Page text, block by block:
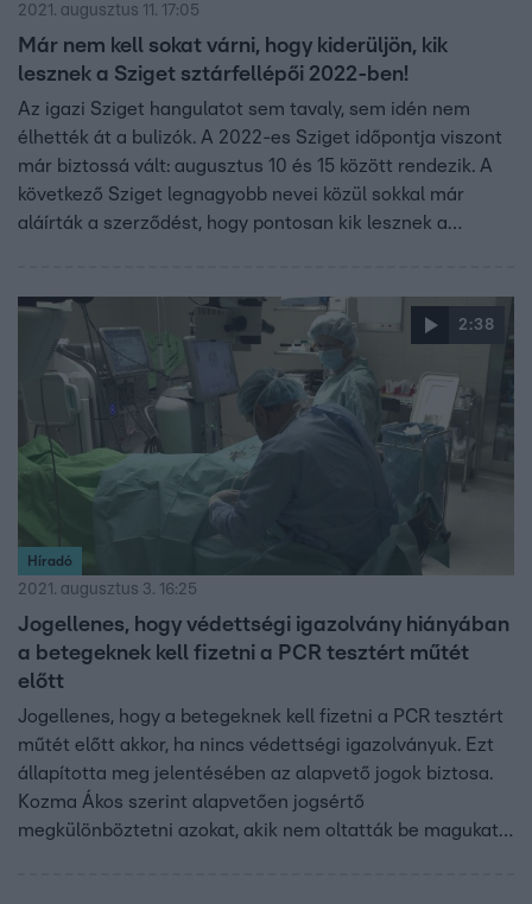
2021. augusztus 11. 17:05
Már nem kell sokat várni, hogy kiderüljön, kik
lesznek a Sziget sztárfellépői 2022-ben!
Az igazi Sziget hangulatot sem tavaly, sem idén nem
élhették át a bulizók. A 2022-es Sziget időpontja viszont
már biztossá vált: augusztus 10 és 15 között rendezik. A
következő Sziget legnagyobb nevei közül sokkal már
aláírták a szerződést, hogy pontosan kik lesznek a
2:38
Híradó
2021. augusztus 3. 16:25
Jogellenes, hogy védettségi igazolvány hiányában
a betegeknek kell fizetni a PCR tesztért műtét
előtt
Jogellenes, hogy a betegeknek kell fizetni a PCR tesztért
műtét előtt akkor, ha nincs védettségi igazolványuk. Ezt
állapította meg jelentésében az alapvető jogok biztosa.
Kozma Ákos szerint alapvetően jogsértő
megkülönböztetni azokat, akik nem oltatták be magukat.